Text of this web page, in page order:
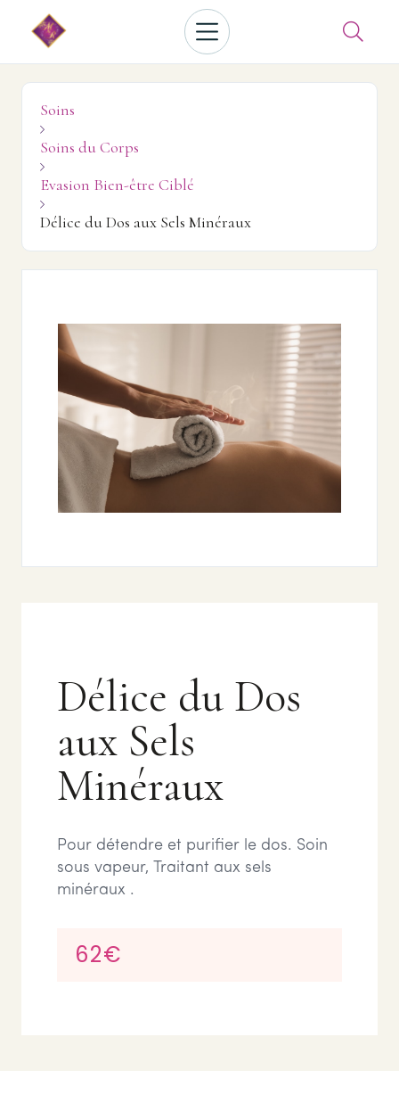

Soins

Soins du Corps

Evasion Bien-être Ciblé

Délice du Dos aux Sels Minéraux
Délice du Dos
aux Sels
Minéraux
Pour détendre et purifier le dos. Soin
sous vapeur, Traitant aux sels
minéraux .
62€